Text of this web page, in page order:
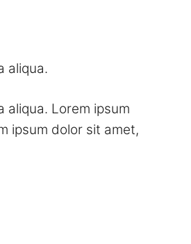
aliqua.
Lorem ipsum
ipsum dolor sit amet,